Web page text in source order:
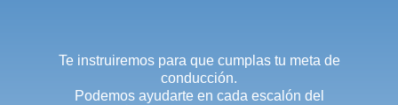
Te instruiremos para que cumplas tu meta de
conducción.
Podemos ayudarte en cada escalón del